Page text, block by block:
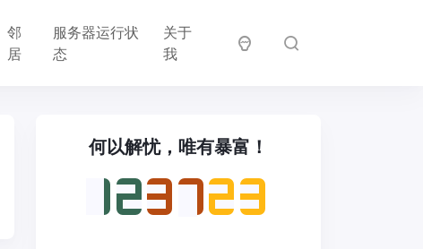
邻
居
服务器运行状
态
关于
我
何以解忧，唯有暴富！